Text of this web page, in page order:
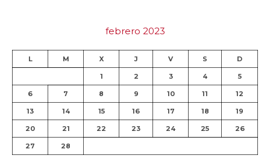
febrero 2023
L M X J V S D
1 2 3 4 5
6 7 8 9 10 11 12
13 14 15 16 17 18 19
20 21 22 23 24 25 26
27 28